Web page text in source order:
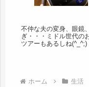
不仲な夫の変身、眼鏡
ぎ・・・ミドル世代の
ツアーもあるしね(^_^;)
ホーム 生活